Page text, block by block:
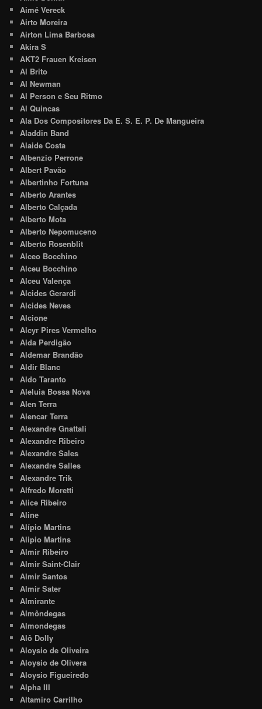
Aimé Vereck
Airto Moreira
Airton Lima Barbosa
Akira S
AKT2 Frauen Kreisen
Al Brito
Al Newman
Al Person e Seu Ritmo
Al Quincas
Ala Dos Compositores Da E. S. E. P. De Mangueira
Aladdin Band
Alaide Costa
Albenzio Perrone
Albert Pavão
Albertinho Fortuna
Alberto Arantes
Alberto Calçada
Alberto Mota
Alberto Nepomuceno
Alberto Rosenblit
Alceo Bocchino
Alceu Bocchino
Alceu Valença
Alcides Gerardi
Alcides Neves
Alcione
Alcyr Pires Vermelho
Alda Perdigão
Aldemar Brandão
Aldir Blanc
Aldo Taranto
Aleluia Bossa Nova
Alen Terra
Alencar Terra
Alexandre Gnattali
Alexandre Ribeiro
Alexandre Sales
Alexandre Salles
Alexandre Trik
Alfredo Moretti
Alice Ribeiro
Aline
Alípio Martins
Alipio Martins
Almir Ribeiro
Almir Saint-Clair
Almir Santos
Almir Sater
Almirante
Almôndegas
Almondegas
Alô Dolly
Aloysio de Oliveira
Aloysio de Olivera
Aloysio Figueiredo
Alpha III
Altamiro Carrilho